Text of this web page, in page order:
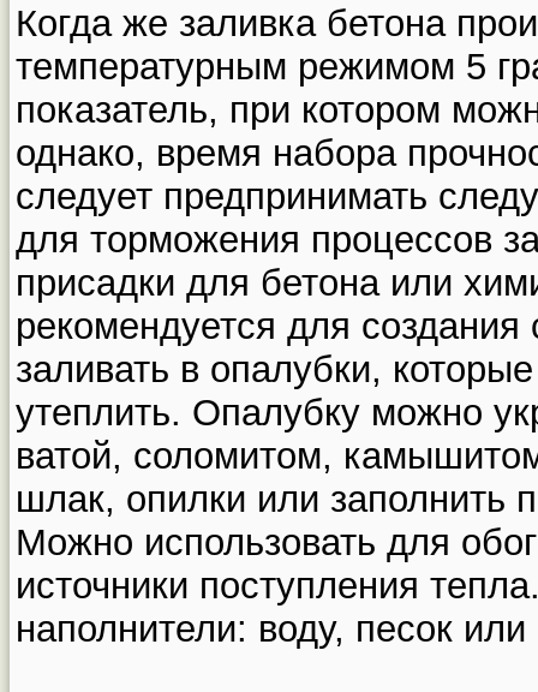
Когда же заливка бетона
температурным режимом 5
показатель, при котором
однако, время набора
следует предпринимать
для торможения процессов
присадки для бетона или
рекомендуется для
заливать в опалубки,
утеплить. Опалубку можно
ватой, соломитом,
шлак, опилки или заполнить
Можно использовать для
источники поступления
наполнители: воду, песок